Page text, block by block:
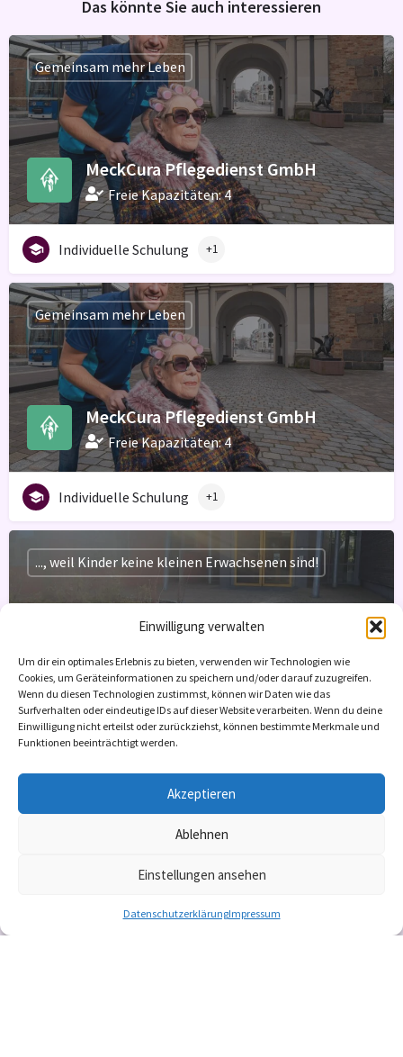
Einwilligung verwalten
Um dir ein optimales Erlebnis zu bieten, verwenden wir Technologien wie
Cookies, um Geräteinformationen zu speichern und/oder darauf zuzugreifen.
Wenn du diesen Technologien zustimmst, können wir Daten wie das
Surfverhalten oder eindeutige IDs auf dieser Website verarbeiten. Wenn du deine
Einwilligung nicht erteilst oder zurückziehst, können bestimmte Merkmale und
Funktionen beeinträchtigt werden.
Akzeptieren
Ablehnen
Einstellungen ansehen
DatenschutzerklärungImpressum
Das könnte Sie auch interessieren
MeckCura Pflegedienst GmbH
Freie Kapazitäten: 4
Gemeinsam mehr Leben
Individuelle Schulung +1
MeckCura Pflegedienst GmbH
Freie Kapazitäten: 4
Gemeinsam mehr Leben
Individuelle Schulung +1
Pflegeberatung Nadine Bohn
Freie Kapazitäten: 25
..., weil Kinder keine kleinen Erwachsenen sind!
Individuelle Schulung